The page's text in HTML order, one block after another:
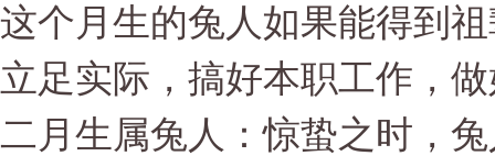
这个月生的兔人如果能得到
立足实际，搞好本职工作，
二月生属兔人：惊蛰之时，